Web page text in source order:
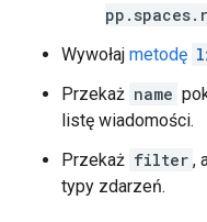
Wywołaj metodę
Przekaż name
listę wiadomości.
Przekaż filter ,
typy zdarzeń.